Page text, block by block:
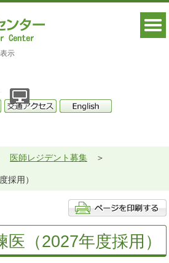
示
医師レジデント募集
採用）
（2027年度採用）